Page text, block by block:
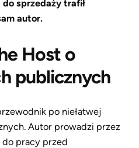
sprzedaży trafił
autor.
Host o
publicznych
po niełatwej
Autor prowadzi przez
pracy przed